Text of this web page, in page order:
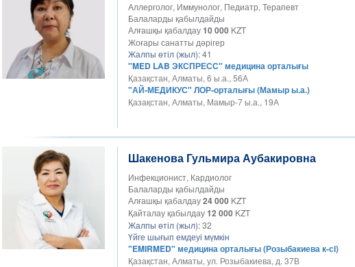
Аллерголог, Иммунолог, Педиатр, Терапевт
Балаларды қабылдайды
Алғашқы қабалдау10 000KZT
Жоғары санатты дәрігер
Жалпы өтіл (жыл):41
"MED LAB ЭКСПРЕСС" медицина орталығы
Қазақстан, Алматы, 6 ы.а., 56А
"АЙ-МЕДИКУС" ЛОР-орталығы (Мамыр ы.а.)
Қазақстан, Алматы, Мамыр-7 ы.а., 19А
Шакенова Гульмира Аубакировна
Инфекционист, Кардиолог
Балаларды қабылдайды
Алғашқы қабалдау24 000KZT
Қайталау қабылдау12 000KZT
Жалпы өтіл (жыл):32
Үйге шығып емдеуі мүмкін
"EMIRMED" медицина орталығы (Розыбакиева к-сi)
Қазақстан, Алматы, ул. Розыбакиева, д. 37В